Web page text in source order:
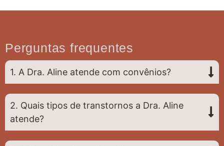
Perguntas frequentes
1. A Dra. Aline atende com convênios?
2. Quais tipos de transtornos a Dra. Aline
atende?